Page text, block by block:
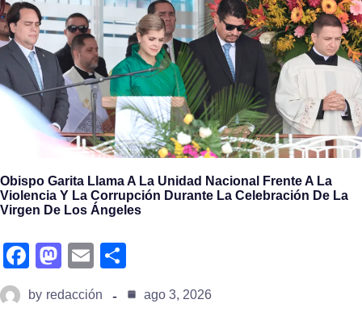
Obispo Garita Llama A La Unidad Nacional Frente A La
Violencia Y La Corrupción Durante La Celebración De La
Virgen De Los Ángeles
fa
e
m
st
e
ail ar
by redacción ago 3, 2026